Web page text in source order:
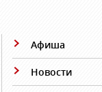
Афиша
Новости